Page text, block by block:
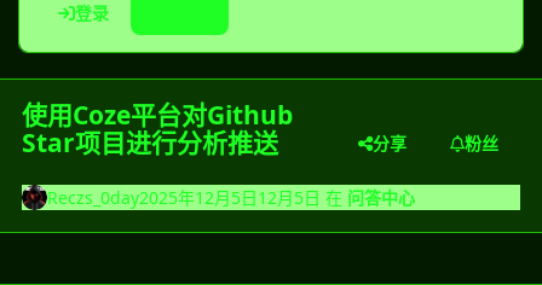
登录
使用Coze平台对Github
Star项目进行分析推送
分享 粉丝
Reczs_0day2025年12月5日12月5日 在 问答中心